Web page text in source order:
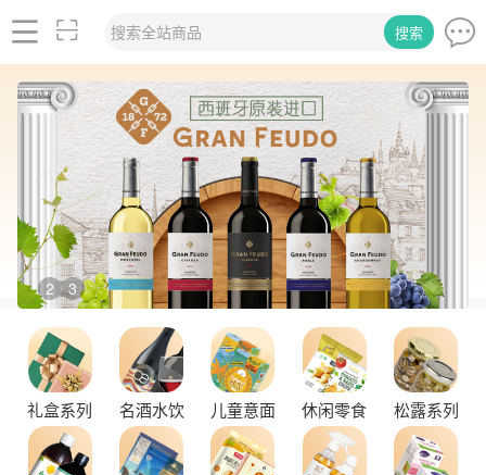
搜索全站商品 搜索
2 / 3
礼盒系列 名酒水饮 儿童意面 休闲零食 松露系列
舌尖上的塞尔维亚黑松露，你了解多少？
探秘塞尔维亚松露的独特魅力